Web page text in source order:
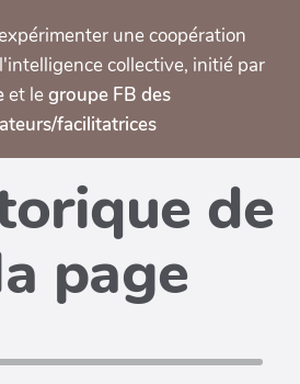
une coopération
collective, initié par
et legroupe FB des
facilitatrices
de
page